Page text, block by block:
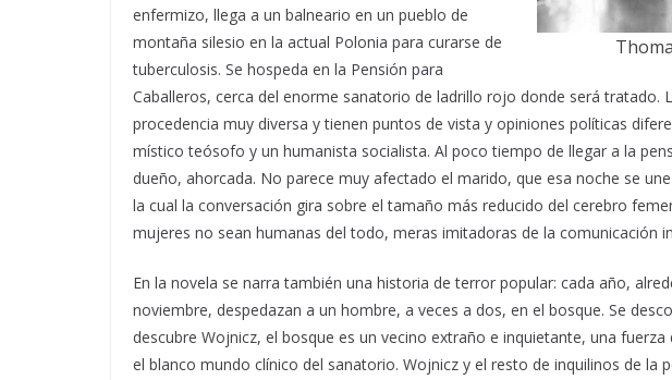
enfermizo, llega a un balneario en un pueblo de
montaña silesio en la actual Polonia para curarse de
tuberculosis. Se hospeda en la Pensión para
Caballeros, cerca del enorme sanatorio de ladrillo rojo donde será tratado.
procedencia muy diversa y tienen puntos de vista y opiniones políticas
místico teósofo y un humanista socialista. Al poco tiempo de llegar a la
dueño, ahorcada. No parece muy afectado el marido, que esa noche se
la cual la conversación gira sobre el tamaño más reducido del cerebro
mujeres no sean humanas del todo, meras imitadoras de la comunicación
En la novela se narra también una historia de terror popular: cada año,
noviembre, despedazan a un hombre, a veces a dos, en el bosque. Se
descubre Wojnicz, el bosque es un vecino extraño e inquietante, una
el blanco mundo clínico del sanatorio. Wojnicz y el resto de inquilinos de la